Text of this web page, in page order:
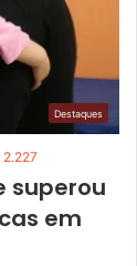
Destaques
2.227
superou
em